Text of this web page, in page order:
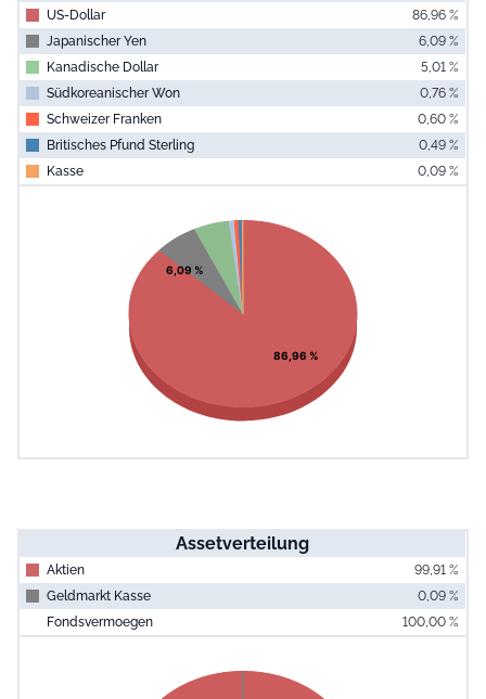
US-Dollar
86,96 %
Japanischer Yen
6,09 %
Kanadische Dollar
5,01 %
Südkoreanischer Won
0,76 %
Schweizer Franken
0,60 %
Britisches Pfund Sterling
0,49 %
Kasse
0,09 %
Pie chart with 7 slices.
View as data table, Chart
86,96 %
6,09 %
Assetverteilung
Aktien
99,91 %
Geldmarkt Kasse
0,09 %
Fondsvermoegen
100,00 %
Pie chart with 2 slices.